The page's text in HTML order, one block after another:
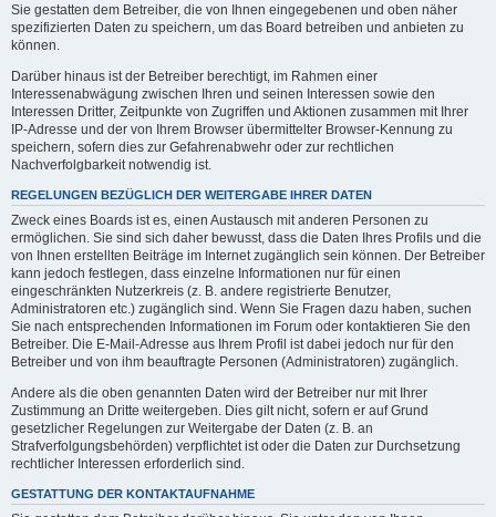
Sie gestatten dem Betreiber, die von Ihnen eingegebenen und oben näher
spezifizierten Daten zu speichern, um das Board betreiben und anbieten zu
können.
Darüber hinaus ist der Betreiber berechtigt, im Rahmen einer
Interessenabwägung zwischen Ihren und seinen Interessen sowie den
Interessen Dritter, Zeitpunkte von Zugriffen und Aktionen zusammen mit Ihrer
IP-Adresse und der von Ihrem Browser übermittelter Browser-Kennung zu
speichern, sofern dies zur Gefahrenabwehr oder zur rechtlichen
Nachverfolgbarkeit notwendig ist.
REGELUNGEN BEZÜGLICH DER WEITERGABE IHRER DATEN
Zweck eines Boards ist es, einen Austausch mit anderen Personen zu
ermöglichen. Sie sind sich daher bewusst, dass die Daten Ihres Profils und die
von Ihnen erstellten Beiträge im Internet zugänglich sein können. Der Betreiber
kann jedoch festlegen, dass einzelne Informationen nur für einen
eingeschränkten Nutzerkreis (z. B. andere registrierte Benutzer,
Administratoren etc.) zugänglich sind. Wenn Sie Fragen dazu haben, suchen
Sie nach entsprechenden Informationen im Forum oder kontaktieren Sie den
Betreiber. Die E-Mail-Adresse aus Ihrem Profil ist dabei jedoch nur für den
Betreiber und von ihm beauftragte Personen (Administratoren) zugänglich.
Andere als die oben genannten Daten wird der Betreiber nur mit Ihrer
Zustimmung an Dritte weitergeben. Dies gilt nicht, sofern er auf Grund
gesetzlicher Regelungen zur Weitergabe der Daten (z. B. an
Strafverfolgungsbehörden) verpflichtet ist oder die Daten zur Durchsetzung
rechtlicher Interessen erforderlich sind.
GESTATTUNG DER KONTAKTAUFNAHME